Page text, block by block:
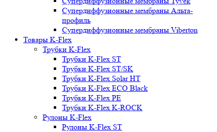
Супердиффузионные мембраны Альта-
профиль
Супердиффузионные мембраны Viberton
Товары K-Flex
Трубки K-Flex
Трубки K-Flex ST
Трубки K-Flex ST/SK
Трубки K-Flex Solar HT
Трубки K-Flex ECO Black
Трубки K-Flex PE
Трубки K-Flex K-ROCK
Рулоны K-Flex
Рулоны K-Flex ST